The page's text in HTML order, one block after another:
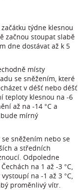
týdne klesnou
začnou stoupat slabě
dne dostávat až k 5
místy
se sněžením, které
v déšť nebo déšť
teploty klesnou na -6
až na -14 °C a
bude mírný
sněžením nebo se
a středních
Odpoledne
na 1 až -3 °C,
na -1 až 3 °C,
proměnlivý vítr.